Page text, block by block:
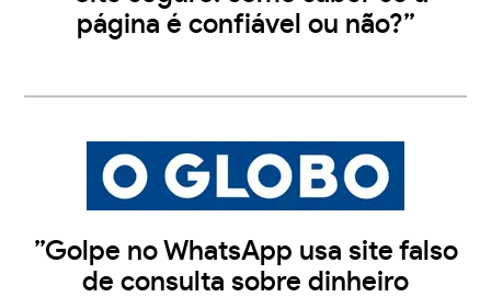
página é confiável ou não?”
”Golpe no WhatsApp usa site falso
de consulta sobre dinheiro